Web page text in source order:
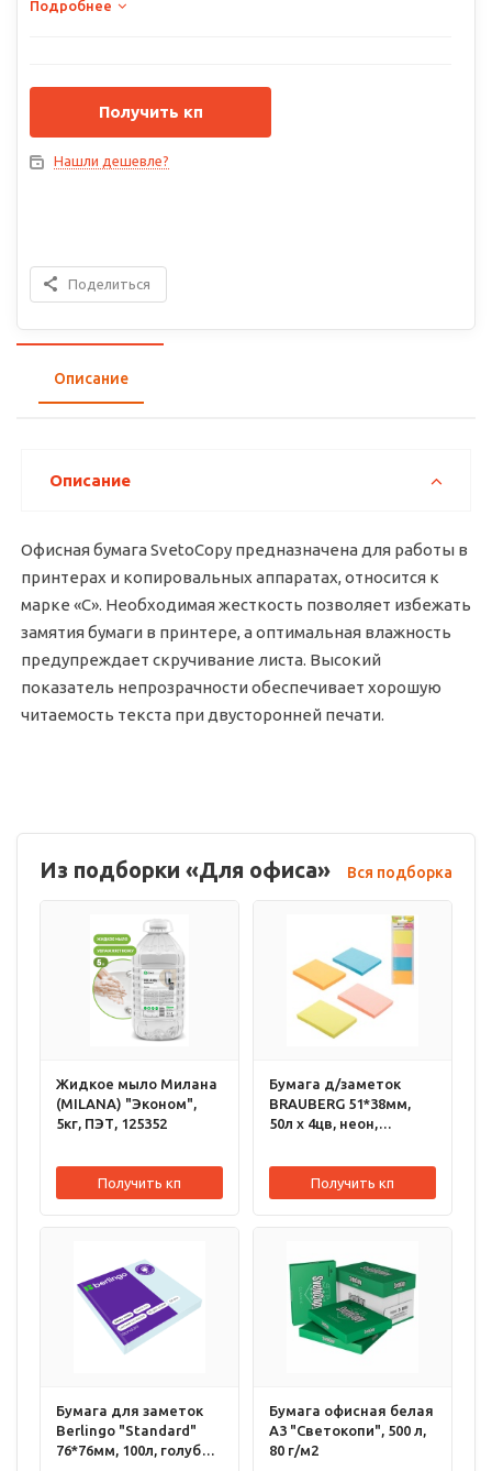
Подробнее
Получить кп
Нашли дешевле?
Поделиться
Описание
Описание
Офисная бумага SvetoCopy предназначена для работы в
принтерах и копировальных аппаратах, относится к
марке «С». Необходимая жесткость позволяет избежать
замятия бумаги в принтере, а оптимальная влажность
предупреждает скручивание листа. Высокий
показатель непрозрачности обеспечивает хорошую
читаемость текста при двусторонней печати.
Из подборки «Для офиса» Вся подборка
Жидкое мыло Милана
(MILANA) "Эконом",
5кг, ПЭТ, 125352
Получить кп
Бумага д/заметок
BRAUBERG 51*38мм,
50л х 4цв, неон,
Получить кп
Бумага для заметок
Berlingo "Standard"
76*76мм, 100л, голубой,
Бумага офисная белая
А3 "Светокопи", 500 л,
80 г/м2